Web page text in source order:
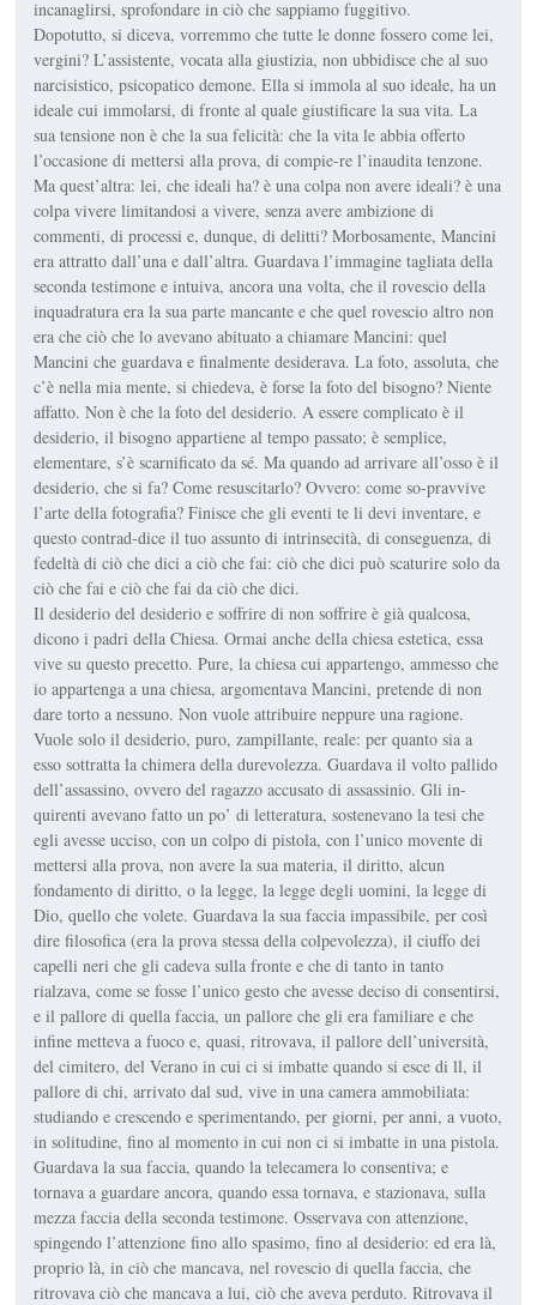
incanaglirsi, sprofondare in ciò che sappiamo fuggitivo.
Dopotutto, si diceva, vorremmo che tutte le donne fossero come lei,
vergini? L’assistente, vocata alla giustizia, non ubbidisce che al suo
narcisistico, psicopatico demone. Ella si immola al suo ideale, ha un
ideale cui immolarsi, di fronte al quale giustificare la sua vita. La
sua tensione non è che la sua felicità: che la vita le abbia offerto
l’occasione di mettersi alla prova, di compie-re l’inaudita tenzone.
Ma quest’altra: lei, che ideali ha? è una colpa non avere ideali? è una
colpa vivere limitandosi a vivere, senza avere ambizione di
commenti, di processi e, dunque, di delitti? Morbosamente, Mancini
era attratto dall’una e dall’altra. Guardava l’immagine tagliata della
seconda testimone e intuiva, ancora una volta, che il rovescio della
inquadratura era la sua parte mancante e che quel rovescio altro non
era che ciò che lo avevano abituato a chiamare Mancini: quel
Mancini che guardava e finalmente desiderava. La foto, assoluta, che
c’è nella mia mente, si chiedeva, è forse la foto del bisogno? Niente
affatto. Non è che la foto del desiderio. A essere complicato è il
desiderio, il bisogno appartiene al tempo passato; è semplice,
elementare, s’è scarnificato da sé. Ma quando ad arrivare all’osso è il
desiderio, che si fa? Come resuscitarlo? Ovvero: come so-pravvive
l’arte della fotografia? Finisce che gli eventi te li devi inventare, e
questo contrad-dice il tuo assunto di intrinsecità, di conseguenza, di
fedeltà di ciò che dici a ciò che fai: ciò che dici può scaturire solo da
ciò che fai e ciò che fai da ciò che dici.
Il desiderio del desiderio e soffrire di non soffrire è già qualcosa,
dicono i padri della Chiesa. Ormai anche della chiesa estetica, essa
vive su questo precetto. Pure, la chiesa cui appartengo, ammesso che
io appartenga a una chiesa, argomentava Mancini, pretende di non
dare torto a nessuno. Non vuole attribuire neppure una ragione.
Vuole solo il desiderio, puro, zampillante, reale: per quanto sia a
esso sottratta la chimera della durevolezza. Guardava il volto pallido
dell’assassino, ovvero del ragazzo accusato di assassinio. Gli in-
quirenti avevano fatto un po’ di letteratura, sostenevano la tesi che
egli avesse ucciso, con un colpo di pistola, con l’unico movente di
mettersi alla prova, non avere la sua materia, il diritto, alcun
fondamento di diritto, o la legge, la legge degli uomini, la legge di
Dio, quello che volete. Guardava la sua faccia impassibile, per così
dire filosofica (era la prova stessa della colpevolezza), il ciuffo dei
capelli neri che gli cadeva sulla fronte e che di tanto in tanto
rialzava, come se fosse l’unico gesto che avesse deciso di consentirsi,
e il pallore di quella faccia, un pallore che gli era familiare e che
infine metteva a fuoco e, quasi, ritrovava, il pallore dell’università,
del cimitero, del Verano in cui ci si imbatte quando si esce di ll, il
pallore di chi, arrivato dal sud, vive in una camera ammobiliata:
studiando e crescendo e sperimentando, per giorni, per anni, a vuoto,
in solitudine, fino al momento in cui non ci si imbatte in una pistola.
Guardava la sua faccia, quando la telecamera lo consentiva; e
tornava a guardare ancora, quando essa tornava, e stazionava, sulla
mezza faccia della seconda testimone. Osservava con attenzione,
spingendo l’attenzione fino allo spasimo, fino al desiderio: ed era là,
proprio là, in ciò che mancava, nel rovescio di quella faccia, che
ritrovava ciò che mancava a lui, ciò che aveva perduto. Ritrovava il